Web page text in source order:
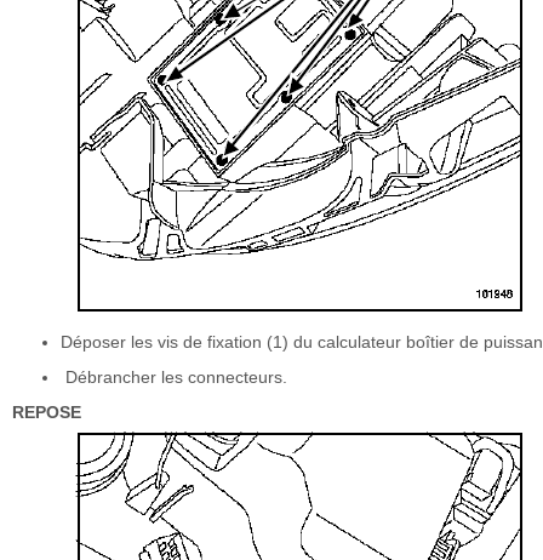
Déposer les vis de fixation (1) du calculateur boîtier de
Débrancher les connecteurs.
REPOSE